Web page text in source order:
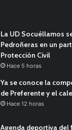
La UD Socuéllamos
Pedroñeras en un
Protección Civil
Hace 5 horas
Ya se conoce la
de Preferente y el
Hace 12 horas
Agenda deportiva del